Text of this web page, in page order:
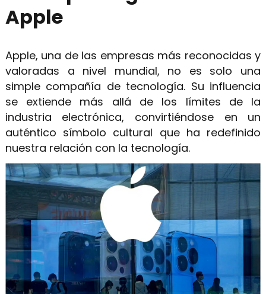
Apple
Apple, una de las empresas más reconocidas y
valoradas a nivel mundial, no es solo una
simple compañía de tecnología. Su influencia
se extiende más allá de los límites de la
industria electrónica, convirtiéndose en un
auténtico símbolo cultural que ha redefinido
nuestra relación con la tecnología.